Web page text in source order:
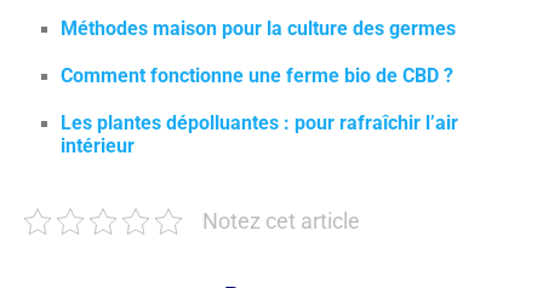
Méthodes maison pour la culture des germes
Comment fonctionne une ferme bio de CBD ?
Les plantes dépolluantes : pour rafraîchir l’air
intérieur
Notez cet article